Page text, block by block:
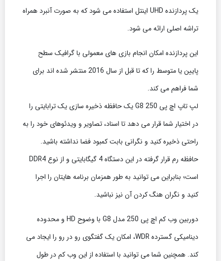
یک پردازنده UHD اینتل استفاده می شود که به صورت آنبرد همراه
تراشه اصلی ارائه می شود.
این پردازنده امکان انجام بازی های معمولی با گرافیک سطح
پایین یا متوسط را که تا قبل از سال 2016 منتشر شده اند برای
شما فراهم می کند.
لپ تاپ اچ پی 250 G8 یک حافظه ذخیره سازی یک ترابایتی را
در اختیار شما قرار می دهد تا اسناد، تصاویر و ویدئوهای خود را به
راحتی ذخیره کنید و نگرانی بابت کمبود فضا نداشته باشید.
حافظه رم قرار گرفته در این دستگاه 4 گیگابایتی و از نوع DDR4
است؛ بنابراین می توانید به طور همزمان برنامه هایتان را اجرا
کنید و نگران هنگ کردن آن نیز نباشید.
دوربین وب کم اچ پی 250 مدل G8 با وضوح HD و محدوده
دینامیکی گسترده WDR، امکان یک گفتگوی رو در رو را ایجاد می
کند. همچنین شما می توانید با استفاده از این وب کم در طول